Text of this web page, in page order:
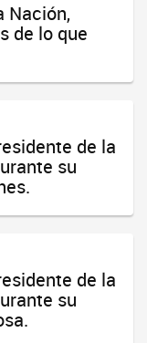
Nación,
de lo que
de la
su
de la
su